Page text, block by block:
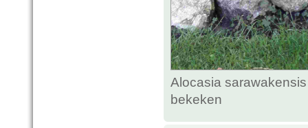
Alocasia
bekeken